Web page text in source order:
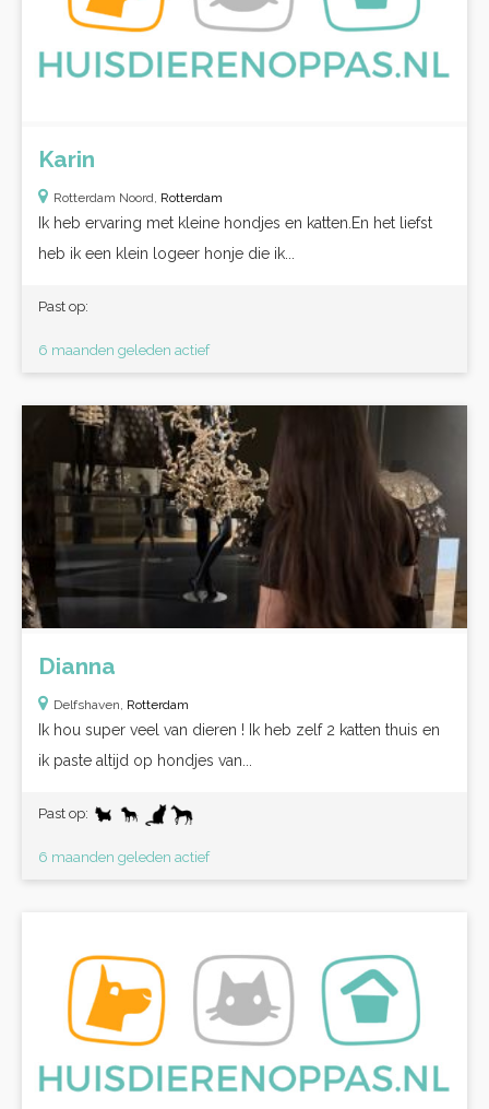
Karin
Rotterdam Noord, Rotterdam
Ik heb ervaring met kleine hondjes en katten.En het liefst
heb ik een klein logeer honje die ik...
Past op:
6 maanden geleden actief
Dianna
Delfshaven, Rotterdam
Ik hou super veel van dieren ! Ik heb zelf 2 katten thuis en
ik paste altijd op hondjes van...
Past op:
6 maanden geleden actief